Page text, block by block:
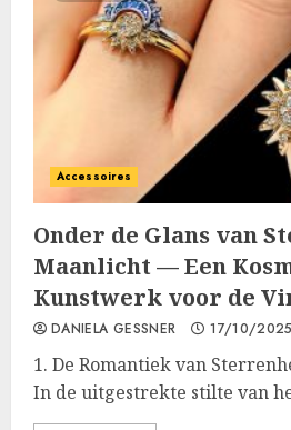
Accessoires
Onder de Glans van
Maanlicht — Een
Kunstwerk voor de
DANIELA GESSNER 17/10/2025
1. De Romantiek van
In de uitgestrekte stilte van